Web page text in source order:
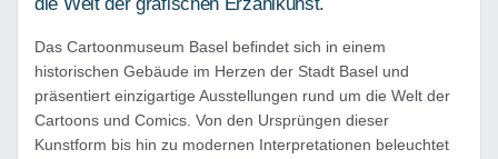
Das Cartoonmuseum Basel befindet sich in einem
historischen Gebäude im Herzen der Stadt Basel und
präsentiert einzigartige Ausstellungen rund um die Welt der
Cartoons und Comics. Von den Ursprüngen dieser
Kunstform bis hin zu modernen Interpretationen beleuchtet